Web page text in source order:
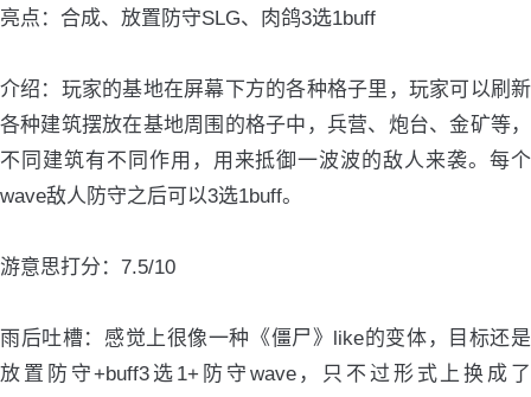
亮点：合成、放置防守SLG、肉鸽3选1buff
介绍：玩家的基地在屏幕下方的各种格子里，玩家可以刷新
各种建筑摆放在基地周围的格子中，兵营、炮台、金矿等，
不同建筑有不同作用，用来抵御一波波的敌人来袭。每个
wave敌人防守之后可以3选1buff。
游意思打分：7.5/10
雨后吐槽：感觉上很像一种《僵尸》like的变体，目标还是
放置防守+buff3选1+防守wave，只不过形式上换成了